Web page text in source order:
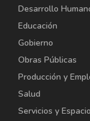
Desarrollo
Educación
Gobierno
Obras Públicas
Producción y
Salud
Servicios y